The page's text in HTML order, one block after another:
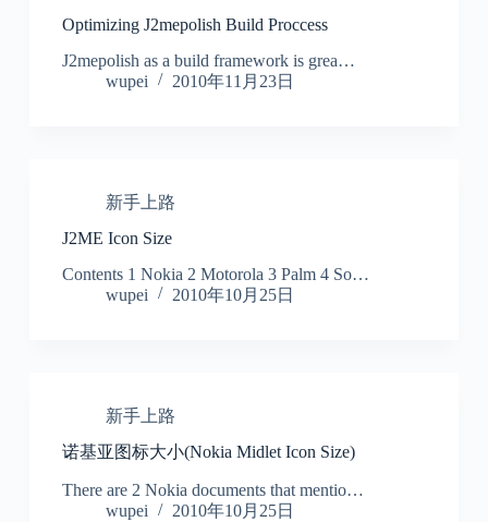
Optimizing J2mepolish Build Proccess
J2mepolish as a build framework is grea…
wupei
2010年11月23日
新手上路
J2ME Icon Size
Contents 1 Nokia 2 Motorola 3 Palm 4 So…
wupei
2010年10月25日
新手上路
诺基亚图标大小(Nokia Midlet Icon Size)
There are 2 Nokia documents that mentio…
wupei
2010年10月25日